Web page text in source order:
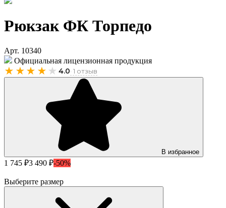
Рюкзак ФК Торпедо
Арт. 10340
Официальная лицензионная продукция
★★★★ ★ 4.0· 1 отзыв
В избранное
1 745 ₽3 490 ₽-50%
Выберите размер